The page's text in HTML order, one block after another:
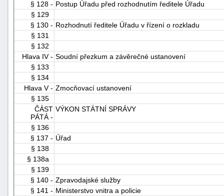
§ 128 - Postup Úřadu před rozhodnutím ředitele Úřadu
§ 129
§ 130 - Rozhodnutí ředitele Úřadu v řízení o rozkladu
§ 131
§ 132
Hlava IV - Soudní přezkum a závěrečné ustanovení
§ 133
§ 134
Hlava V - Zmocňovací ustanovení
§ 135
ČÁST
PÁTÁ -
VÝKON STÁTNÍ SPRÁVY
§ 136
§ 137 - Úřad
§ 138
§ 138a
§ 139
§ 140 - Zpravodajské služby
§ 141 - Ministerstvo vnitra a policie